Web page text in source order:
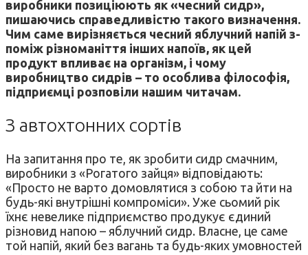
виробники позиціюють як «чесний сидр»,
пишаючись справедливістю такого визначення.
Чим саме вирізняється чесний яблучний напій з-
поміж різноманіття інших напоїв, як цей
продукт впливає на організм, і чому
виробництво сидрів – то особлива філософія,
підприємці розповіли нашим читачам.
З автохтонних сортів
На запитання про те, як зробити сидр смачним,
виробники з «Рогатого зайця» відповідають:
«Просто не варто домовлятися з собою та йти на
будь-які внутрішні компроміси». Уже сьомий рік
їхнє невелике підприємство продукує єдиний
різновид напою – яблучний сидр. Власне, це саме
той напій, який без вагань та будь-яких умовностей